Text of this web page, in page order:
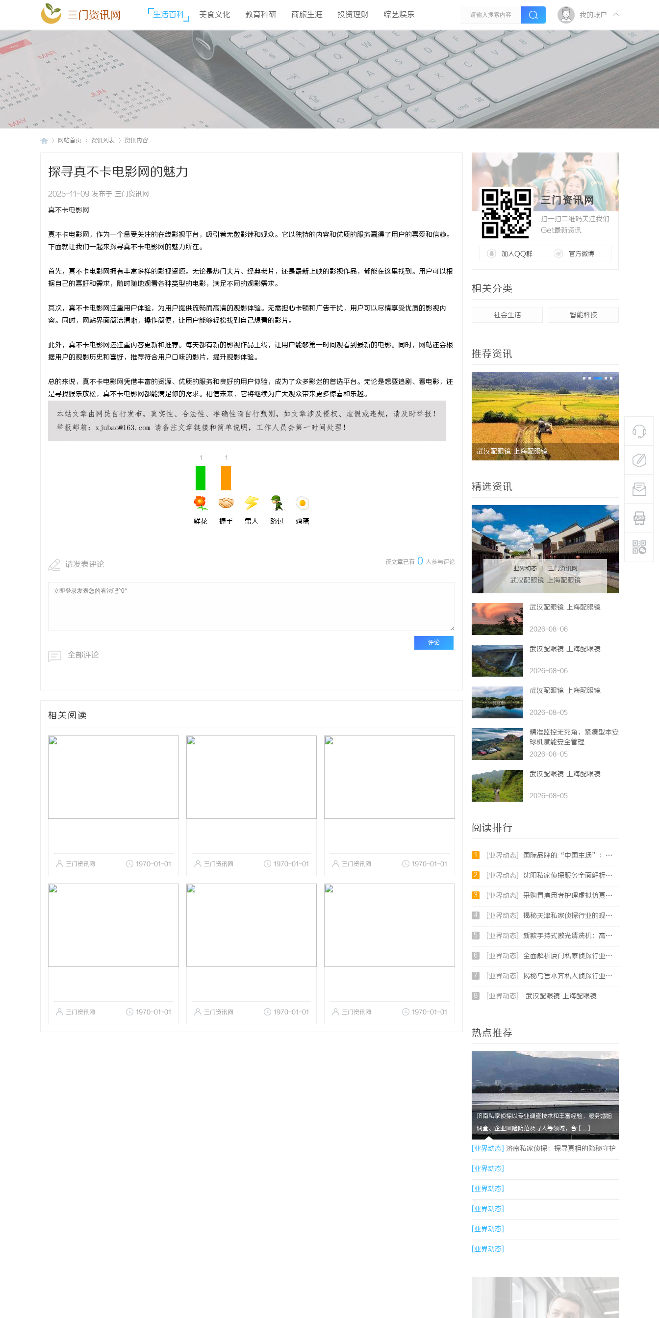
三门资讯网 生活百科 美食文化 教育科研 商旅生涯 投资理财 综艺娱乐 我的账户
网站首页 资讯列表 资讯内容
探寻真不卡电影网的魅力
2025-11-09 发布于 三门资讯网
真不卡电影网
真不卡电影网，作为一个备受关注的在线影视平台，吸引着无数影迷和观众。它以独特的内容和优质的服务赢得了用户的喜爱和信赖。
下面就让我们一起来探寻真不卡电影网的魅力所在。
首先，真不卡电影网拥有丰富多样的影视资源。无论是热门大片、经典老片，还是最新上映的影视作品，都能在这里找到。用户可以根
据自己的喜好和需求，随时随地观看各种类型的电影，满足不同的观影需求。
其次，真不卡电影网注重用户体验，为用户提供流畅而高清的观影体验。无需担心卡顿和广告干扰，用户可以尽情享受优质的影视内
容。同时，网站界面简洁清晰，操作简便，让用户能够轻松找到自己想看的影片。
此外，真不卡电影网还注重内容更新和推荐。每天都有新的影视作品上线，让用户能够第一时间观看到最新的电影。同时，网站还会根
据用户的观影历史和喜好，推荐符合用户口味的影片，提升观影体验。
总的来说，真不卡电影网凭借丰富的资源、优质的服务和良好的用户体验，成为了众多影迷的首选平台。无论是想要追剧、看电影，还
是寻找娱乐放松，真不卡电影网都能满足你的需求。相信未来，它将继续为广大观众带来更多惊喜和乐趣。
1
鲜花
1
握手 雷人 路过 鸡蛋
该文章已有 0 人参与评论
请发表评论
评论
全部评论
相关阅读
三门资讯网 1970-01-01 三门资讯网 1970-01-01 三门资讯网 1970-01-01
三门资讯网 1970-01-01 三门资讯网 1970-01-01 三门资讯网 1970-01-01
三门资讯网
扫一扫二维码关注我们
Get最新资讯
加入QQ群 官方微博
相关分类
社会生活 智能科技
推荐资讯
武汉配眼镜 上海配眼镜 深度解析
与优势
精选资讯
业界动态 | 三门资讯网
武汉配眼镜 上海配眼镜
武汉配眼镜 上海配眼镜
2026-08-06
武汉配眼镜 上海配眼镜
2026-08-06
武汉配眼镜 上海配眼镜
2026-08-05
精准监控无死角，紧凑型本安
球机赋能安全管理
2026-08-05
武汉配眼镜 上海配眼镜
2026-08-05
阅读排行
1 [业界动态] 国际品牌的“中国主场”：北京商标律师在跨境维权中的战略支点
2 [业界动态] 沈阳私家侦探服务全面解析：破解疑云，守护真相的专家助力
3 [业界动态] 采购胃癌患者护理虚拟仿真软件：预算详解+隐形收费排查指南
4 [业界动态] 揭秘天津私家侦探行业的现状与发展趋势
5 [业界动态] 新款手持式激光清洗机：高效清洁的新时代
6 [业界动态] 全面解析厦门私家侦探行业的现状与发展趋势
7 [业界动态] 揭秘乌鲁木齐私人侦探行业的发展与应用前景
8 [业界动态] 武汉配眼镜 上海配眼镜
热点推荐
济南私家侦探以专业调查技术和丰富经验，服务婚姻
调查、企业风险防范及寻人等领域，合【....】
[业界动态] 济南私家侦探：探寻真相的隐秘守护
者[业界动态]
[业界动态]
[业界动态]
[业界动态]
[业界动态]